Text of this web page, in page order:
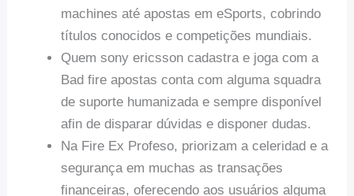
machines até apostas em eSports, cobrindo
títulos conocidos e competições mundiais.
Quem sony ericsson cadastra e joga com a
Bad fire apostas conta com alguma squadra
de suporte humanizada e sempre disponível
afin de disparar dúvidas e disponer dudas.
Na Fire Ex Profeso, priorizam a celeridad e a
segurança em muchas as transações
financeiras, oferecendo aos usuários alguma